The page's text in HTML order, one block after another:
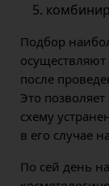
Подбор
после
Это
схему
в его случае
По сей день